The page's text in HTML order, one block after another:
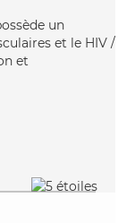
un
et le HIV /
et